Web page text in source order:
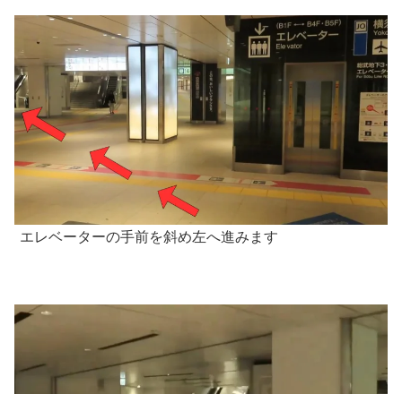
エレベーターの手前を斜め左へ進みます